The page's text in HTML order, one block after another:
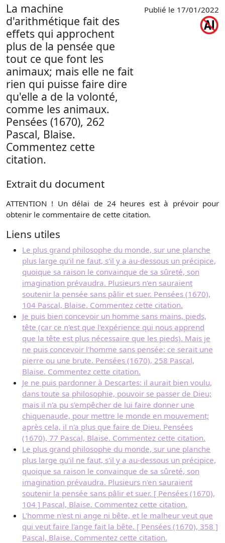
La machine
d'arithmétique fait des
effets qui approchent
plus de la pensée que
tout ce que font les
animaux; mais elle ne fait
rien qui puisse faire dire
qu'elle a de la volonté,
comme les animaux.
Pensées (1670), 262
Pascal, Blaise.
Commentez cette
citation.
Publié le 17/01/2022
Extrait du document
ATTENTION ! Un délai de 24 heures est à prévoir pour
obtenir le commentaire de cette citation.
Liens utiles
Le plus grand philosophe du monde, sur une planche
plus large qu'il ne faut, s'il y a au-dessous un précipice,
quoique sa raison le convainque de sa sûreté, son
imagination prévaudra. Plusieurs n'en sauraient
soutenir la pensée sans pâlir et suer. Pensées (1670),
104 Pascal, Blaise. Commentez cette citation.
Je puis bien concevoir un homme sans mains, pieds,
tête (car ce n'est que l'expérience qui nous apprend
que la tête est plus nécessaire que les pieds). Mais je
ne puis concevoir l'homme sans pensée: ce serait une
pierre ou une brute. Pensées (1670), 258 Pascal,
Blaise. Commentez cette citation.
Je ne puis pardonner à Descartes: il aurait bien voulu,
dans toute sa philosophie, pouvoir se passer de Dieu;
mais il n'a pu s'empêcher de lui faire donner une
chiquenaude, pour mettre le monde en mouvement;
après cela, il n'a plus que faire de Dieu. Pensées
(1670), 77 Pascal, Blaise. Commentez cette citation.
Le plus grand philosophe du monde, sur une planche
plus large qu'il ne faut, s'il y a au-dessous un précipice,
quoique sa raison le convainque de sa sûreté, son
imagination prévaudra. Plusieurs n'en sauraient
soutenir la pensée sans pâlir et suer. [ Pensées (1670),
104 ] Pascal, Blaise. Commentez cette citation.
L'homme n'est ni ange ni bête, et le malheur veut que
qui veut faire l'ange fait la bête. [ Pensées (1670), 358 ]
Pascal, Blaise. Commentez cette citation.